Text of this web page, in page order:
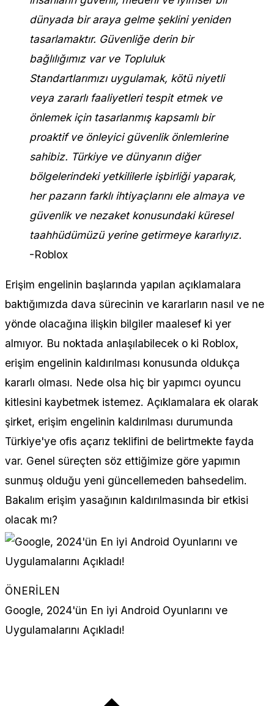
dünyada bir araya gelme şeklini yeniden
tasarlamaktır. Güvenliğe derin bir
bağlılığımız var ve Topluluk
Standartlarımızı uygulamak, kötü niyetli
veya zararlı faaliyetleri tespit etmek ve
önlemek için tasarlanmış kapsamlı bir
proaktif ve önleyici güvenlik önlemlerine
sahibiz. Türkiye ve dünyanın diğer
bölgelerindeki yetkililerle işbirliği yaparak,
her pazarın farklı ihtiyaçlarını ele almaya ve
güvenlik ve nezaket konusundaki küresel
taahhüdümüzü yerine getirmeye kararlıyız.
-Roblox
Erişim engelinin başlarında yapılan açıklamalara
baktığımızda dava sürecinin ve kararların nasıl ve ne
yönde olacağına ilişkin bilgiler maalesef ki yer
almıyor. Bu noktada anlaşılabilecek o ki Roblox,
erişim engelinin kaldırılması konusunda oldukça
kararlı olması. Nede olsa hiç bir yapımcı oyuncu
kitlesini kaybetmek istemez. Açıklamalara ek olarak
şirket, erişim engelinin kaldırılması durumunda
Türkiye'ye ofis açarız teklifini de belirtmekte fayda
var. Genel süreçten söz ettiğimize göre yapımın
sunmuş olduğu yeni güncellemeden bahsedelim.
Bakalım erişim yasağının kaldırılmasında bir etkisi
olacak mı?
ÖNERİLEN
Google, 2024'ün En iyi Android Oyunlarını ve
Uygulamalarını Açıkladı!